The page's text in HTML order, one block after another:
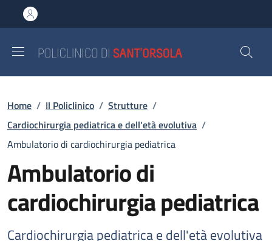
al contenuto principale
to footer content
Briciole di pane
Home / Il Policlinico / Strutture /
Cardiochirurgia pediatrica e dell'età evolutiva /
Ambulatorio di cardiochirurgia pediatrica
Ambulatorio di
cardiochirurgia pediatrica
Cardiochirurgia pediatrica e dell'età evolutiva